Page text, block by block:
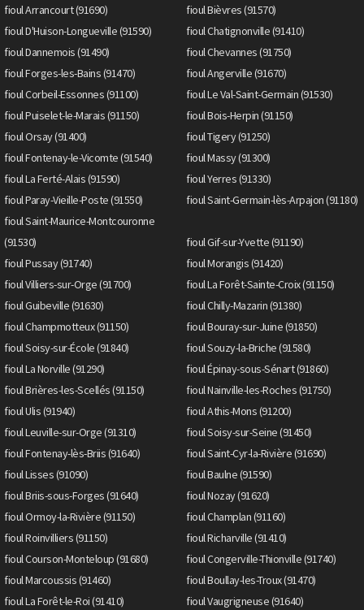
fioul Arrancourt (91690)
fioul Bièvres (91570)
fioul D'Huison-Longueville (91590)
fioul Chatignonville (91410)
fioul Dannemois (91490)
fioul Chevannes (91750)
fioul Forges-les-Bains (91470)
fioul Angerville (91670)
fioul Corbeil-Essonnes (91100)
fioul Le Val-Saint-Germain (91530)
fioul Puiselet-le-Marais (91150)
fioul Bois-Herpin (91150)
fioul Orsay (91400)
fioul Tigery (91250)
fioul Fontenay-le-Vicomte (91540)
fioul Massy (91300)
fioul La Ferté-Alais (91590)
fioul Yerres (91330)
fioul Paray-Vieille-Poste (91550)
fioul Saint-Germain-lès-Arpajon (91180)
fioul Saint-Maurice-Montcouronne
(91530)
fioul Gif-sur-Yvette (91190)
fioul Pussay (91740)
fioul Morangis (91420)
fioul Villiers-sur-Orge (91700)
fioul La Forêt-Sainte-Croix (91150)
fioul Guibeville (91630)
fioul Chilly-Mazarin (91380)
fioul Champmotteux (91150)
fioul Bouray-sur-Juine (91850)
fioul Soisy-sur-École (91840)
fioul Souzy-la-Briche (91580)
fioul La Norville (91290)
fioul Épinay-sous-Sénart (91860)
fioul Brières-les-Scellés (91150)
fioul Nainville-les-Roches (91750)
fioul Ulis (91940)
fioul Athis-Mons (91200)
fioul Leuville-sur-Orge (91310)
fioul Soisy-sur-Seine (91450)
fioul Fontenay-lès-Briis (91640)
fioul Saint-Cyr-la-Rivière (91690)
fioul Lisses (91090)
fioul Baulne (91590)
fioul Briis-sous-Forges (91640)
fioul Nozay (91620)
fioul Ormoy-la-Rivière (91150)
fioul Champlan (91160)
fioul Roinvilliers (91150)
fioul Richarville (91410)
fioul Courson-Monteloup (91680)
fioul Congerville-Thionville (91740)
fioul Marcoussis (91460)
fioul Boullay-les-Troux (91470)
fioul La Forêt-le-Roi (91410)
fioul Vaugrigneuse (91640)